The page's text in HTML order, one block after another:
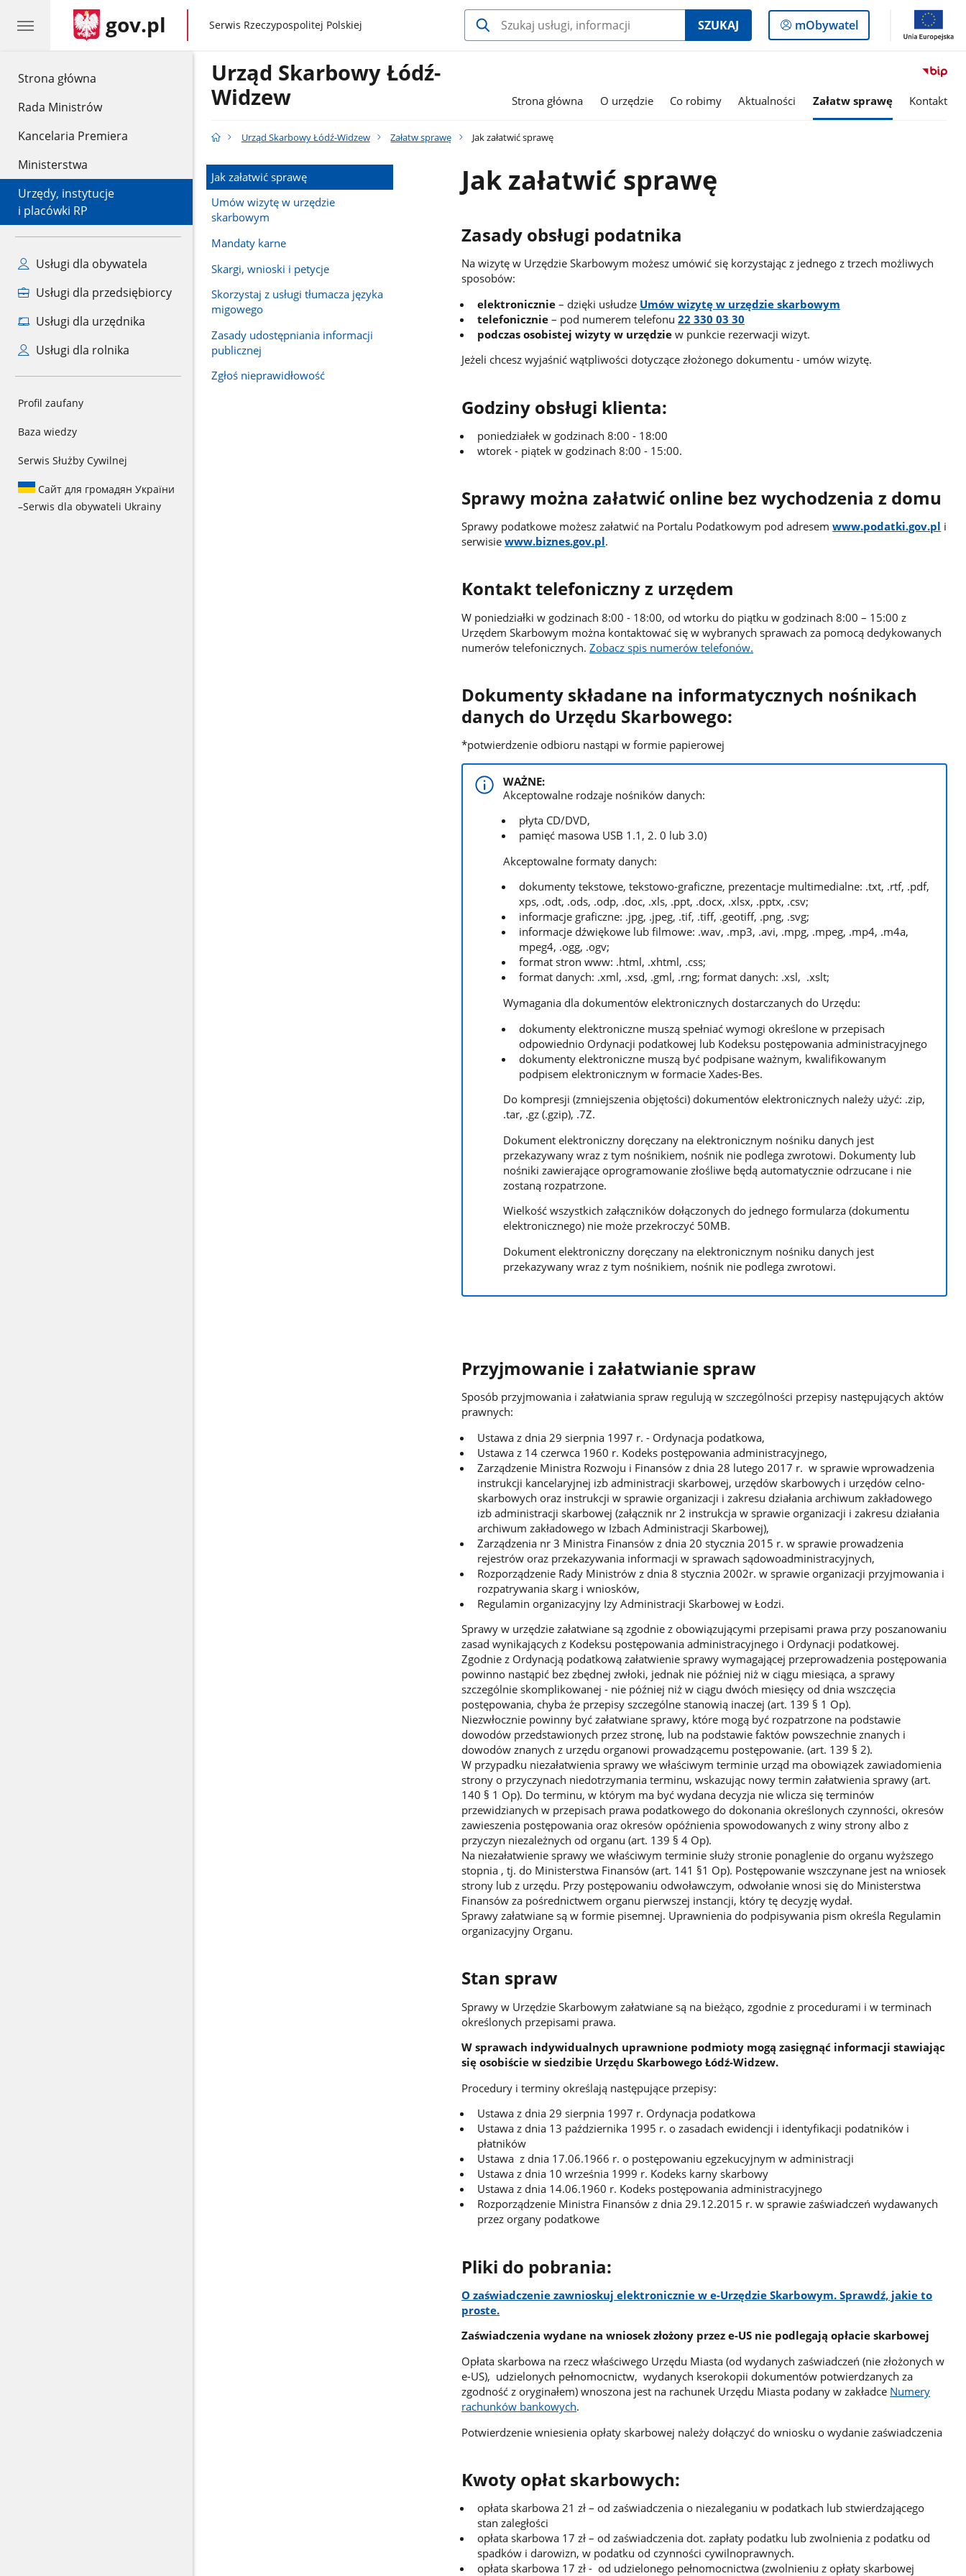
Strona główna
Rada Ministrów
Kancelaria Premiera
Ministerstwa
Urzędy, instytucje
i placówki RP
Usługi dla obywatela
Usługi dla przedsiębiorcy
Usługi dla urzędnika
Usługi dla rolnika
Profil zaufany
Baza wiedzy
Serwis Służby Cywilnej
Сайт для громадян України
–Serwis dla obywateli Ukrainy
gov.pl gov.pl
Serwis Rzeczypospolitej Polskiej SZUKAJ
Logowanie
do
mObywatel
Urząd Skarbowy Łódź-
Widzew
Strona główna O urzędzie Co robimy Aktualności Załatw sprawę Kontakt
Urząd Skarbowy Łódź-Widzew Załatw sprawę Jak załatwić sprawę
Jak załatwić sprawę
Umów wizytę w urzędzie
skarbowym
Mandaty karne
Skargi, wnioski i petycje
Skorzystaj z usługi tłumacza języka
migowego
Zasady udostępniania informacji
publicznej
Zgłoś nieprawidłowość
Jak załatwić sprawę
Zasady obsługi podatnika
Na wizytę w Urzędzie Skarbowym możesz umówić się korzystając z jednego z trzech możliwych
sposobów:
elektronicznie – dzięki usłudze Umów wizytę w urzędzie skarbowym
telefonicznie – pod numerem telefonu22 330 03 30
podczas osobistej wizyty w urzędzie w punkcie rezerwacji wizyt.
Jeżeli chcesz wyjaśnić wątpliwości dotyczące złożonego dokumentu - umów wizytę.
Godziny obsługi klienta:
poniedziałek w godzinach 8:00 - 18:00
wtorek - piątek w godzinach 8:00 - 15:00.
Sprawy można załatwić online bez wychodzenia z domu
Sprawy podatkowe możesz załatwić na Portalu Podatkowym pod adresemwww.podatki.gov.pl i
serwisiewww.biznes.gov.pl.
Kontakt telefoniczny z urzędem
W poniedziałki w godzinach 8:00 - 18:00, od wtorku do piątku w godzinach 8:00 – 15:00 z
Urzędem Skarbowym można kontaktować się w wybranych sprawach za pomocą dedykowanych
numerów telefonicznych.Zobacz spis numerów telefonów.
Dokumenty składane na informatycznych nośnikach
danych do Urzędu Skarbowego:
*potwierdzenie odbioru nastąpi w formie papierowej
WAŻNE:
Akceptowalne rodzaje nośników danych:
płyta CD/DVD,
pamięć masowa USB 1.1, 2. 0 lub 3.0)
Akceptowalne formaty danych:
dokumenty tekstowe, tekstowo-graficzne, prezentacje multimedialne: .txt, .rtf, .pdf,
xps, .odt, .ods, .odp, .doc, .xls, .ppt, .docx, .xlsx, .pptx, .csv;
informacje graficzne: .jpg, .jpeg, .tif, .tiff, .geotiff, .png, .svg;
informacje dźwiękowe lub filmowe: .wav, .mp3, .avi, .mpg, .mpeg, .mp4, .m4a,
mpeg4, .ogg, .ogv;
format stron www: .html, .xhtml, .css;
format danych: .xml, .xsd, .gml, .rng; format danych: .xsl, .xslt;
Wymagania dla dokumentów elektronicznych dostarczanych do Urzędu:
dokumenty elektroniczne muszą spełniać wymogi określone w przepisach
odpowiednio Ordynacji podatkowej lub Kodeksu postępowania administracyjnego
dokumenty elektroniczne muszą być podpisane ważnym, kwalifikowanym
podpisem elektronicznym w formacie Xades-Bes.
Do kompresji (zmniejszenia objętości) dokumentów elektronicznych należy użyć: .zip,
.tar, .gz (.gzip), .7Z.
Dokument elektroniczny doręczany na elektronicznym nośniku danych jest
przekazywany wraz z tym nośnikiem, nośnik nie podlega zwrotowi. Dokumenty lub
nośniki zawierające oprogramowanie złośliwe będą automatycznie odrzucane i nie
zostaną rozpatrzone.
Wielkość wszystkich załączników dołączonych do jednego formularza (dokumentu
elektronicznego) nie może przekroczyć 50MB.
Dokument elektroniczny doręczany na elektronicznym nośniku danych jest
przekazywany wraz z tym nośnikiem, nośnik nie podlega zwrotowi.
Przyjmowanie i załatwianie spraw
Sposób przyjmowania i załatwiania spraw regulują w szczególności przepisy następujących aktów
prawnych:
Ustawa z dnia 29 sierpnia 1997 r. - Ordynacja podatkowa,
Ustawa z 14 czerwca 1960 r. Kodeks postępowania administracyjnego,
Zarządzenie Ministra Rozwoju i Finansów z dnia 28 lutego 2017 r. w sprawie wprowadzenia
instrukcji kancelaryjnej izb administracji skarbowej, urzędów skarbowych i urzędów celno-
skarbowych oraz instrukcji w sprawie organizacji i zakresu działania archiwum zakładowego
izb administracji skarbowej (załącznik nr 2 instrukcja w sprawie organizacji i zakresu działania
archiwum zakładowego w Izbach Administracji Skarbowej),
Zarządzenia nr 3 Ministra Finansów z dnia 20 stycznia 2015 r. w sprawie prowadzenia
rejestrów oraz przekazywania informacji w sprawach sądowoadministracyjnych,
Rozporządzenie Rady Ministrów z dnia 8 stycznia 2002r. w sprawie organizacji przyjmowania i
rozpatrywania skarg i wniosków,
Regulamin organizacyjny Izy Administracji Skarbowej w Łodzi.
Sprawy w urzędzie załatwiane są zgodnie z obowiązującymi przepisami prawa przy poszanowaniu
zasad wynikających z Kodeksu postępowania administracyjnego i Ordynacji podatkowej.
Zgodnie z Ordynacją podatkową załatwienie sprawy wymagającej przeprowadzenia postępowania
powinno nastąpić bez zbędnej zwłoki, jednak nie później niż w ciągu miesiąca, a sprawy
szczególnie skomplikowanej - nie później niż w ciągu dwóch miesięcy od dnia wszczęcia
postępowania, chyba że przepisy szczególne stanowią inaczej (art. 139 § 1 Op).
Niezwłocznie powinny być załatwiane sprawy, które mogą być rozpatrzone na podstawie
dowodów przedstawionych przez stronę, lub na podstawie faktów powszechnie znanych i
dowodów znanych z urzędu organowi prowadzącemu postępowanie. (art. 139 § 2).
W przypadku niezałatwienia sprawy we właściwym terminie urząd ma obowiązek zawiadomienia
strony o przyczynach niedotrzymania terminu, wskazując nowy termin załatwienia sprawy (art.
140 § 1 Op). Do terminu, w którym ma być wydana decyzja nie wlicza się terminów
przewidzianych w przepisach prawa podatkowego do dokonania określonych czynności, okresów
zawieszenia postępowania oraz okresów opóźnienia spowodowanych z winy strony albo z
przyczyn niezależnych od organu (art. 139 § 4 Op).
Na niezałatwienie sprawy we właściwym terminie służy stronie ponaglenie do organu wyższego
stopnia , tj. do Ministerstwa Finansów (art. 141 §1 Op). Postępowanie wszczynane jest na wniosek
strony lub z urzędu. Przy postępowaniu odwoławczym, odwołanie wnosi się do Ministerstwa
Finansów za pośrednictwem organu pierwszej instancji, który tę decyzję wydał.
Sprawy załatwiane są w formie pisemnej. Uprawnienia do podpisywania pism określa Regulamin
organizacyjny Organu.
Stan spraw
Sprawy w Urzędzie Skarbowym załatwiane są na bieżąco, zgodnie z procedurami i w terminach
określonych przepisami prawa.
W sprawach indywidualnych uprawnione podmioty mogą zasięgnąć informacji stawiając
się osobiście w siedzibie Urzędu Skarbowego Łódź-Widzew.
Procedury i terminy określają następujące przepisy:
Ustawa z dnia 29 sierpnia 1997 r. Ordynacja podatkowa
Ustawa z dnia 13 października 1995 r. o zasadach ewidencji i identyfikacji podatników i
płatników
Ustawa z dnia 17.06.1966 r. o postępowaniu egzekucyjnym w administracji
Ustawa z dnia 10 września 1999 r. Kodeks karny skarbowy
Ustawa z dnia 14.06.1960 r. Kodeks postępowania administracyjnego
Rozporządzenie Ministra Finansów z dnia 29.12.2015 r. w sprawie zaświadczeń wydawanych
przez organy podatkowe
Pliki do pobrania:
O zaświadczenie zawnioskuj elektronicznie w e-Urzędzie Skarbowym. Sprawdź, jakie to
proste.
Zaświadczenia wydane na wniosek złożony przez e-US nie podlegają opłacie skarbowej
Opłata skarbowa na rzecz właściwego Urzędu Miasta (od wydanych zaświadczeń (nie złożonych w
e-US), udzielonych pełnomocnictw, wydanych kserokopii dokumentów potwierdzanych za
zgodność z oryginałem) wnoszona jest na rachunek Urzędu Miasta podany w zakładce Numery
rachunków bankowych.
Potwierdzenie wniesienia opłaty skarbowej należy dołączyć do wniosku o wydanie zaświadczenia
Kwoty opłat skarbowych:
opłata skarbowa 21 zł – od zaświadczenia o niezaleganiu w podatkach lub stwierdzającego
stan zaległości
opłata skarbowa 17 zł – od zaświadczenia dot. zapłaty podatku lub zwolnienia z podatku od
spadków i darowizn, w podatku od czynności cywilnoprawnych.
opłata skarbowa 17 zł - od udzielonego pełnomocnictwa (zwolnieniu z opłaty skarbowej